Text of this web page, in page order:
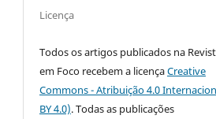
Licença
Todos os artigos publicados na
em Foco recebem a licençaCreative
Commons - Atribuição 4.0
BY 4.0). Todas as publicações